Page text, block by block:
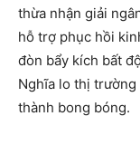
thừa nhận giải
hỗ trợ phục hồi
đòn bẩy kích bất
Nghĩa lo thị
thành bong bóng.